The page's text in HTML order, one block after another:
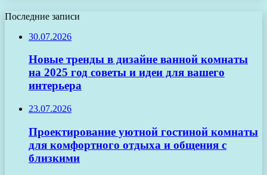
Последние записи
30.07.2026
Новые тренды в дизайне ванной комнаты
на 2025 год советы и идеи для вашего
интерьера
23.07.2026
Проектирование уютной гостиной комнаты
для комфортного отдыха и общения с
близкими